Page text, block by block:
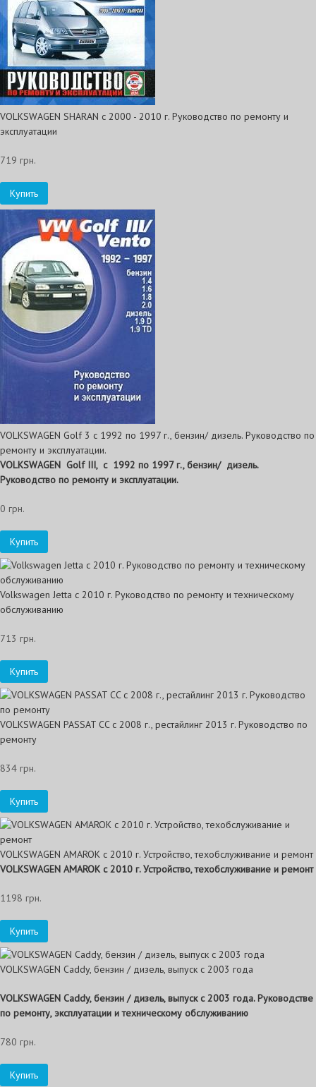
VOLKSWAGEN SHARAN c 2000 - 2010 г. Руководство по ремонту и
эксплуатации
719 грн.
Купить
VOLKSWAGEN Golf 3 с 1992 по 1997 г., бензин/ дизель. Руководство по
ремонту и эксплуатации.
VOLKSWAGEN Golf III, с 1992 по 1997 г., бензин/ дизель.
Руководство по ремонту и эксплуатации.
0 грн.
Купить
Volkswagen Jetta с 2010 г. Руководство по ремонту и техническому
обслуживанию
713 грн.
Купить
VOLKSWAGEN PASSAT CC с 2008 г., рестайлинг 2013 г. Руководство по
ремонту
834 грн.
Купить
VOLKSWAGEN AMAROK с 2010 г. Устройство, техобслуживание и ремонт
VOLKSWAGEN AMAROK с 2010 г. Устройство, техобслуживание и ремонт
1198 грн.
Купить
VOLKSWAGEN Caddy, бензин / дизель, выпуск с 2003 года
VOLKSWAGEN Caddy, бензин / дизель, выпуск с 2003 года. Руководстве
по ремонту, эксплуатации и техническому обслуживанию
780 грн.
Купить